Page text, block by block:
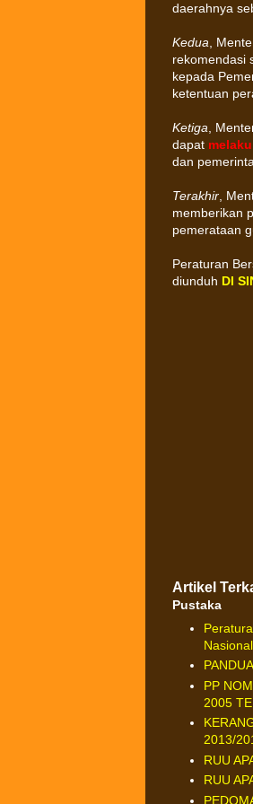
daerahnya
Kedua ,
rekomendasi
kepada
ketentuan
Ketiga ,
dapat
dan
Terakhir ,
memberikan
pemerataan
Peraturan
diunduh DI
Artikel
Pustaka
PP
2005
2013/
RUU
RUU